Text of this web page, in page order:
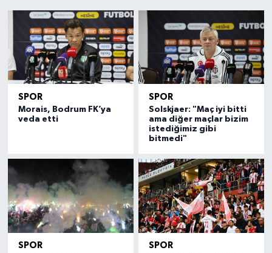
SPOR
Morais, Bodrum FK’ya
veda etti
SPOR
Solskjaer: "Maç iyi bitti
ama diğer maçlar bizim
istediğimiz gibi
bitmedi"
SPOR SPOR